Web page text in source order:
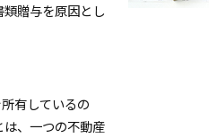
贈与を原因とし
有しているの
、一つの不動産